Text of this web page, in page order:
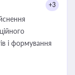
+3
і формування